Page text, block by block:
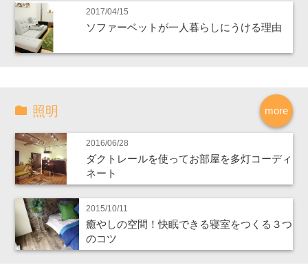
2017/04/15
ソファーベットが一人暮らしにうける理由
more
照明
2016/06/28
ダクトレールを使ってお部屋を多灯コーディ
ネート
2015/10/11
癒やしの空間！快眠できる寝室をつくる３つ
のコツ